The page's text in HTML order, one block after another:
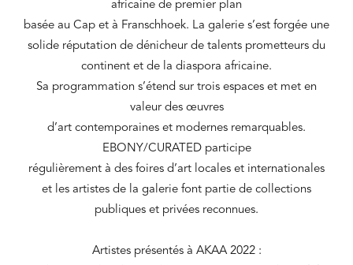
africaine de premier plan
basée au Cap et à Franschhoek. La galerie s’est forgée une
solide réputation de dénicheur de talents prometteurs du
continent et de la diaspora africaine.
Sa programmation s’étend sur trois espaces et met en
valeur des œuvres
d’art contemporaines et modernes remarquables.
EBONY/CURATED participe
régulièrement à des foires d’art locales et internationales
et les artistes de la galerie font partie de collections
publiques et privées reconnues.
Artistes présentés à AKAA 2022 :